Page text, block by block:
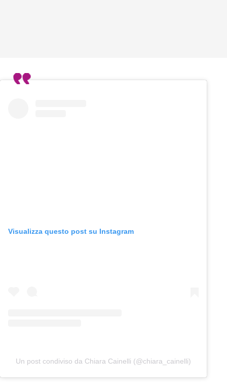
Visualizza questo post su Instagram
Un post condiviso da Chiara Cainelli (@chiara_cainelli)